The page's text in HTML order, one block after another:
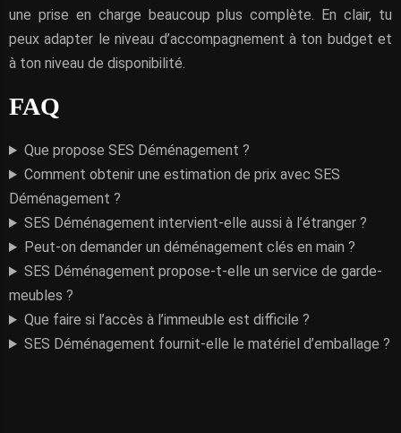
une prise en charge beaucoup plus complète. En clair, tu
peux adapter le niveau d’accompagnement à ton budget et
à ton niveau de disponibilité.
FAQ
Que propose SES Déménagement ?
Comment obtenir une estimation de prix avec SES
Déménagement ?
SES Déménagement intervient-elle aussi à l’étranger ?
Peut-on demander un déménagement clés en main ?
SES Déménagement propose-t-elle un service de garde-
meubles ?
Que faire si l’accès à l’immeuble est difficile ?
SES Déménagement fournit-elle le matériel d’emballage ?